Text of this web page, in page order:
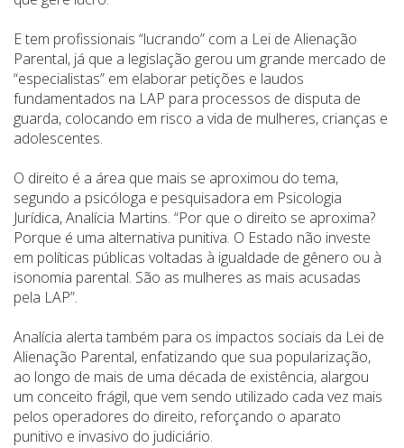
E tem profissionais “lucrando” com a Lei de Alienação
Parental, já que a legislação gerou um grande mercado de
“especialistas” em elaborar petições e laudos
fundamentados na LAP para processos de disputa de
guarda, colocando em risco a vida de mulheres, crianças e
adolescentes.
O direito é a área que mais se aproximou do tema,
segundo a psicóloga e pesquisadora em Psicologia
Jurídica, Analícia Martins. “Por que o direito se aproxima?
Porque é uma alternativa punitiva. O Estado não investe
em políticas públicas voltadas à igualdade de gênero ou à
isonomia parental. São as mulheres as mais acusadas
pela LAP”.
Analícia alerta também para os impactos sociais da Lei de
Alienação Parental, enfatizando que sua popularização,
ao longo de mais de uma década de existência, alargou
um conceito frágil, que vem sendo utilizado cada vez mais
pelos operadores do direito, reforçando o aparato
punitivo e invasivo do judiciário.